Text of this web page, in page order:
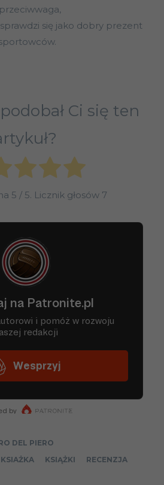
się jako dobry prezent
Ci się ten
5 / 5. Licznik głosów 7
DEL PIERO
KSIAŻKA KSIĄŻKI
RECENZJA